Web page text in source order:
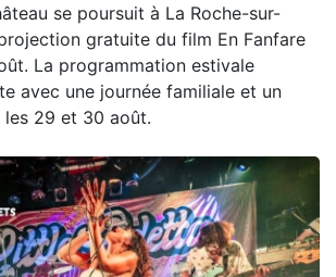
se poursuit à La Roche-sur-
gratuite du film En Fanfare
La programmation estivale
avec une journée familiale et un
29 et 30 août.